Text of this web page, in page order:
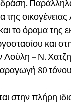
δράση.
της
το όραμα της
και
– Ν.
80
στην πλήρη